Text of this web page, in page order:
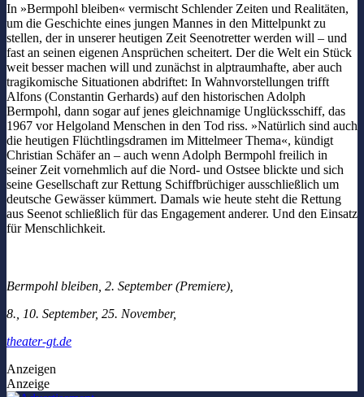
In »Bermpohl bleiben« vermischt Schlender Zeiten und Realitäten,
um die Geschichte eines jungen Mannes in den Mittelpunkt zu
stellen, der in unserer heutigen Zeit Seenotretter werden will – und
fast an seinen eigenen Ansprüchen scheitert. Der die Welt ein Stück
weit besser machen will und zunächst in alptraumhafte, aber auch
tragikomische Situationen abdriftet: In Wahnvorstellungen trifft
Alfons (Constantin Gerhards) auf den historischen Adolph
Bermpohl, dann sogar auf jenes gleichnamige Unglücksschiff, das
1967 vor Helgoland Menschen in den Tod riss. »Natürlich sind auch
die heutigen Flüchtlingsdramen im Mittelmeer Thema«, kündigt
Christian Schäfer an – auch wenn Adolph Bermpohl freilich in
seiner Zeit vornehmlich auf die Nord- und Ostsee blickte und sich
seine Gesellschaft zur Rettung Schiffbrüchiger ausschließlich um
deutsche Gewässer kümmert. Damals wie heute steht die Rettung
aus Seenot schließlich für das Engagement anderer. Und den Einsatz
für Menschlichkeit.
Bermpohl bleiben, 2. September (Premiere),
8., 10. September, 25. November,
theater-gt.de
Anzeigen
Anzeige